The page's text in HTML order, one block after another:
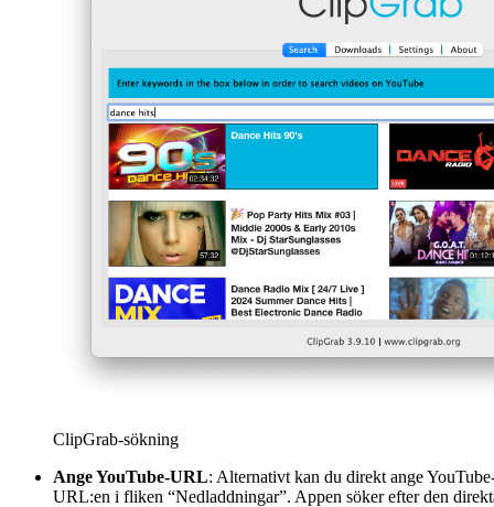
ClipGrab-sökning
Ange YouTube-URL: Alternativt kan du direkt ange
URL:en i fliken “Nedladdningar”. Appen söker efter den